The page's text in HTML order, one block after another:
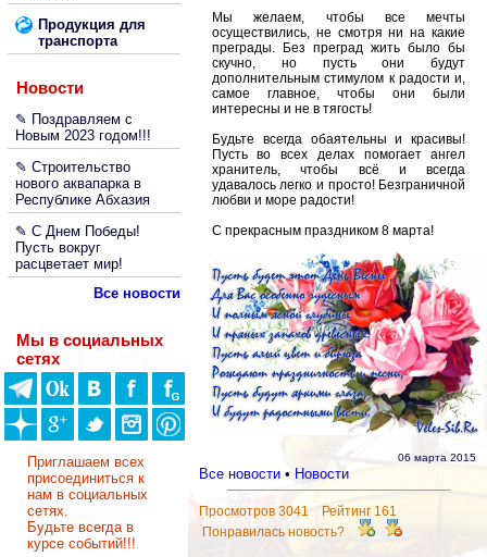
Продукция для
транспорта
Новости
✎ Поздравляем с
Новым 2023 годом!!!
✎ Строительство
нового аквапарка в
Республике Абхазия
✎ С Днем Победы!
Пусть вокруг
расцветает мир!
Все новости
Мы в социальных
сетях
Приглашаем всех
присоединиться к
нам в социальных
сетях.
Будьте всегда в
курсе событий!!!
Мы желаем, чтобы все мечты
осуществились, не смотря ни на какие
преграды. Без преград жить было бы
скучно, но пусть они будут
дополнительным стимулом к радости и,
самое главное, чтобы они были
интересны и не в тягость!
Будьте всегда обаятельны и красивы!
Пусть во всех делах помогает ангел
хранитель, чтобы всё и всегда
удавалось легко и просто! Безграничной
любви и море радости!
С прекрасным праздником 8 марта!
06 марта 2015
Все новости• Новости
Просмотров 3041 Рейтинг 161
Понравилась новость?